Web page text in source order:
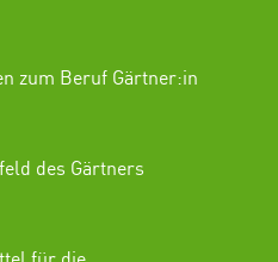
zum Beruf Gärtner:in
des Gärtners